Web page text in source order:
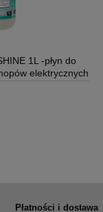
1L -płyn do
elektrycznych
Płatności i dostawa